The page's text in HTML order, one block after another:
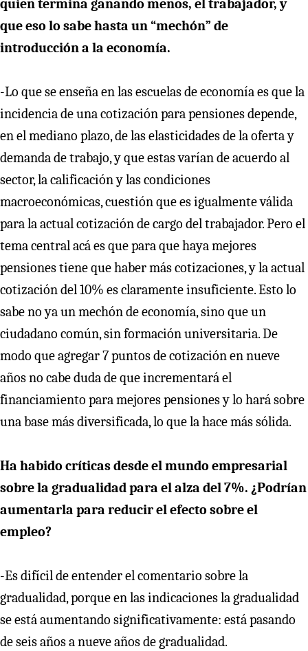
quien termina ganando menos, el trabajador, y
que eso lo sabe hasta un “mechón” de
introducción a la economía.
-Lo que se enseña en las escuelas de economía es que la
incidencia de una cotización para pensiones depende,
en el mediano plazo, de las elasticidades de la oferta y
demanda de trabajo, y que estas varían de acuerdo al
sector, la calificación y las condiciones
macroeconómicas, cuestión que es igualmente válida
para la actual cotización de cargo del trabajador. Pero el
tema central acá es que para que haya mejores
pensiones tiene que haber más cotizaciones, y la actual
cotización del 10% es claramente insuficiente. Esto lo
sabe no ya un mechón de economía, sino que un
ciudadano común, sin formación universitaria. De
modo que agregar 7 puntos de cotización en nueve
años no cabe duda de que incrementará el
financiamiento para mejores pensiones y lo hará sobre
una base más diversificada, lo que la hace más sólida.
Ha habido críticas desde el mundo empresarial
sobre la gradualidad para el alza del 7%. ¿Podrían
aumentarla para reducir el efecto sobre el
empleo?
-Es difícil de entender el comentario sobre la
gradualidad, porque en las indicaciones la gradualidad
se está aumentando significativamente: está pasando
de seis años a nueve años de gradualidad.